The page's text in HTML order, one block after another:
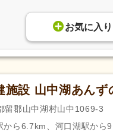
お気に入り
施設 山中湖あんず
留郡山中湖村山中1069-3
から6.7km、河口湖駅から